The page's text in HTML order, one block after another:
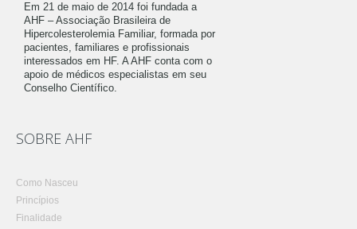
Em 21 de maio de 2014 foi fundada a
AHF – Associação Brasileira de
Hipercolesterolemia Familiar, formada por
pacientes, familiares e profissionais
interessados em HF. A AHF conta com o
apoio de médicos especialistas em seu
Conselho Científico.
SOBRE AHF
Como Nasceu
Princípios
Finalidade